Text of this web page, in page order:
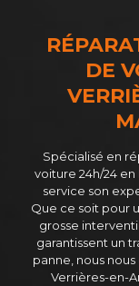
DE
Spécialisé en
voiture 24h/24 en
service son
Que ce soit pour
grosse
garantissent un
panne, nous
Verrières-en-